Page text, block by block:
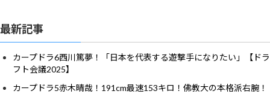
最新記事
カープドラ6西川篤夢！「日本を代表する遊撃手になりたい」【ドラ
フト会議2025】
カープドラ5赤木晴哉！191cm最速153キロ！佛教大の本格派右腕！